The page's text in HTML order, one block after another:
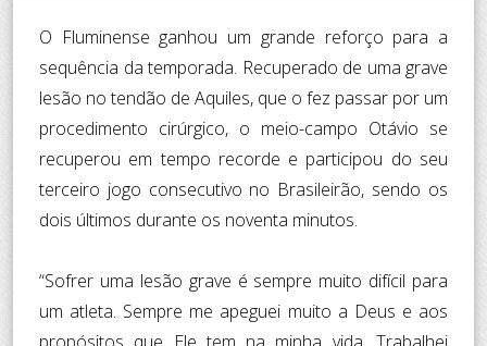
O Fluminense ganhou um grande reforço para a
sequência da temporada. Recuperado de uma grave
lesão no tendão de Aquiles, que o fez passar por um
procedimento cirúrgico, o meio-campo Otávio se
recuperou em tempo recorde e participou do seu
terceiro jogo consecutivo no Brasileirão, sendo os
dois últimos durante os noventa minutos.
“Sofrer uma lesão grave é sempre muito difícil para
um atleta. Sempre me apeguei muito a Deus e aos